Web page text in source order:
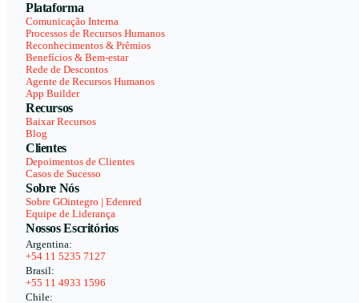
Plataforma
Comunicação Interna
Processos de Recursos Humanos
Reconhecimentos & Prêmios
Benefícios & Bem-estar
Rede de Descontos
Agente de Recursos Humanos
App Builder
Recursos
Baixar Recursos
Blog
Clientes
Depoimentos de Clientes
Casos de Sucesso
Sobre Nós
Sobre GOintegro | Edenred
Equipe de Liderança
Nossos Escritórios
Argentina:
+54 11 5235 7127
Brasil:
+55 11 4933 1596
Chile: